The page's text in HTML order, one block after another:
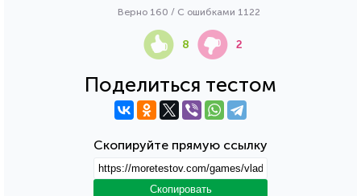
Поделиться тестом
Скопируйте прямую ссылку
Скопировать
Верно 160 / С ошибками 1122
8 2